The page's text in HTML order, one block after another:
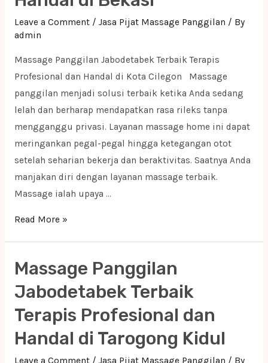
Indramayu
Leave a Comment / Jasa Pijat Massage Panggilan / By
admin
Massage Panggilan Jabodetabek Terbaik Terapis
Profesional dan Handal di Kota Cilegon Massage
panggilan menjadi solusi terbaik ketika Anda sedang
lelah dan berharap mendapatkan rasa rileks tanpa
mengganggu privasi. Layanan massage home ini dapat
meringankan pegal-pegal hingga ketegangan otot
setelah seharian bekerja dan beraktivitas. Saatnya Anda
manjakan diri dengan layanan massage terbaik.
Massage ialah upaya …
Massage
Terbaik
Terapis
dan
Handal
Read More »
Massage Panggilan
Jabodetabek Terbaik
Terapis Profesional dan
Handal di Tarogong Kidul
Leave a Comment / Jasa Pijat Massage Panggilan / By